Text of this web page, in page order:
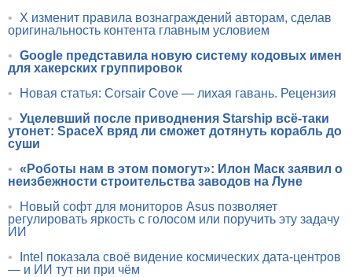
•
X изменит правила вознаграждений авторам, сделав
оригинальность контента главным условием
• Google представила новую систему кодовых имен
для хакерских группировок
•
Новая статья: Corsair Cove — лихая гавань. Рецензия
• Уцелевший после приводнения Starship всё-таки
утонет: SpaceX вряд ли сможет дотянуть корабль до
суши
• «Роботы нам в этом помогут»: Илон Маск заявил о
неизбежности строительства заводов на Луне
•
Новый софт для мониторов Asus позволяет
регулировать яркость с голосом или поручить эту задачу
ИИ
•
Intel показала своё видение космических дата-центров
— и ИИ тут ни при чём